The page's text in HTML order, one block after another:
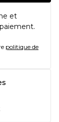
et
politique de